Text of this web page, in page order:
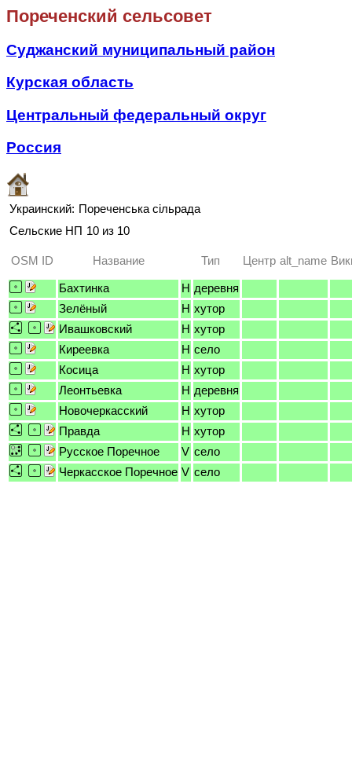
Пореченский сельсовет
Суджанский муниципальный район
Курская область
Центральный федеральный округ
Россия
Украинский: Пореченська сільрада
Сельские НП 10 из 10
OSM ID Название Тип Центр alt_name
Бахтинка H деревня
Зелёный
H хутор
Ивашковский
H хутор
Киреевка
H село
Косица
H хутор
Леонтьевка
H деревня
Новочеркасский
H хутор
Правда
H хутор
Русское Поречное
V село
Черкасское Поречное V село